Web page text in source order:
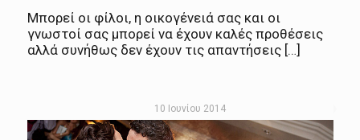
Μπορεί οι φίλοι, η οικογένειά σας και οι
γνωστοί σας μπορεί να έχουν καλές προθέσεις
αλλά συνήθως δεν έχουν τις απαντήσεις […]
10 Ιουνίου 2014